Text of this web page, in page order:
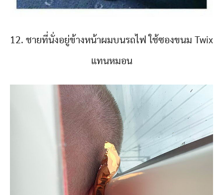
12. ชายที่นั่งอยู่ข้างหน้าผมบนรถไฟ ใช้ซองขนม Twix
แทนหมอน